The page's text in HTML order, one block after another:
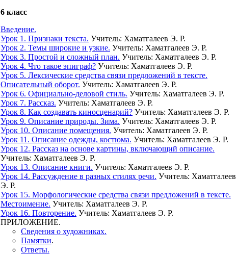
6 класс
Введение.
Урок 1. Признаки текста. Учитель: Хаматгалеев Э. Р.
Урок 2. Темы широкие и узкие. Учитель: Хаматгалеев Э. Р.
Урок 3. Простой и сложный план. Учитель: Хаматгалеев Э. Р.
Урок 4. Что такое эпиграф? Учитель: Хаматгалеев Э. Р.
Урок 5. Лексические средства связи предложений в тексте.
Описательный оборот. Учитель: Хаматгалеев Э. Р.
Урок 6. Официально-деловой стиль. Учитель: Хаматгалеев Э. Р.
Урок 7. Рассказ. Учитель: Хаматгалеев Э. Р.
Урок 8. Как создавать киносценарий? Учитель: Хаматгалеев Э. Р.
Урок 9. Описание природы. Зима. Учитель: Хаматгалеев Э. Р.
Урок 10. Описание помещения. Учитель: Хаматгалеев Э. Р.
Урок 11. Описание одежды, костюма. Учитель: Хаматгалеев Э. Р.
Урок 12. Рассказ на основе картины, включающий описание.
Учитель: Хаматгалеев Э. Р.
Урок 13. Описание книги. Учитель: Хаматгалеев Э. Р.
Урок 14. Рассуждение в разных стилях речи. Учитель: Хаматгалеев
Э. Р.
Урок 15. Морфологические средства связи предложений в тексте.
Местоимение. Учитель: Хаматгалеев Э. Р.
Урок 16. Повторение. Учитель: Хаматгалеев Э. Р.
ПРИЛОЖЕНИЕ.
Сведения о художниках.
Памятки.
Ответы.